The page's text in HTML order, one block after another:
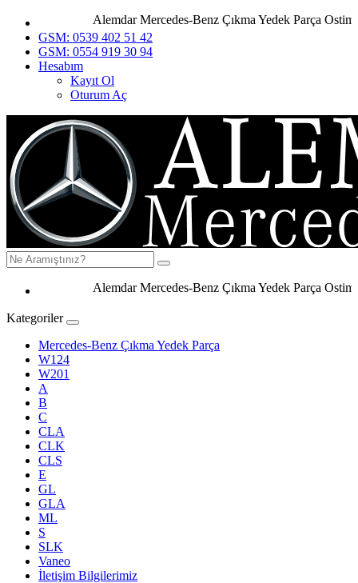
Alemdar Mercedes-Benz Çıkma Yedek Parça Ostim
GSM: 0539 402 51 42
GSM: 0554 919 30 94
Hesabım
Kayıt Ol
Oturum Aç
Alemdar Mercedes-Benz Çıkma Yedek Parça Ostim
Kategoriler
Mercedes-Benz Çıkma Yedek Parça
W124
W201
A
B
C
CLA
CLK
CLS
E
GL
GLA
ML
S
SLK
Vaneo
İletişim Bilgilerimiz